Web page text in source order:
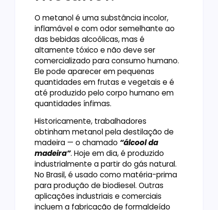
O metanol é uma substância incolor,
inflamável e com odor semelhante ao
das bebidas alcoólicas, mas é
altamente tóxico e não deve ser
comercializado para consumo humano.
Ele pode aparecer em pequenas
quantidades em frutas e vegetais e é
até produzido pelo corpo humano em
quantidades ínfimas.
Historicamente, trabalhadores
obtinham metanol pela destilação de
madeira — o chamado “álcool da
madeira”. Hoje em dia, é produzido
industrialmente a partir do gás natural.
No Brasil, é usado como matéria-prima
para produção de biodiesel. Outras
aplicações industriais e comerciais
incluem a fabricação de formaldeído